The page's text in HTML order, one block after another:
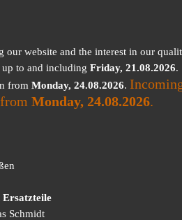
our website and the interest in our
up to and including Friday, 21.08.2026.
from Monday, 24.08.2026.
Monday, 24.08.2026.
Ersatzteile
Schmidt